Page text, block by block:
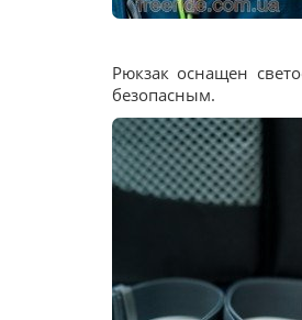
Рюкзак оснащен
безопасным.